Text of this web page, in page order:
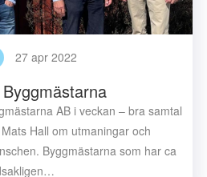
27 apr 2022
AB i veckan – bra samtal
Hall om utmaningar och
Byggmästarna som har ca